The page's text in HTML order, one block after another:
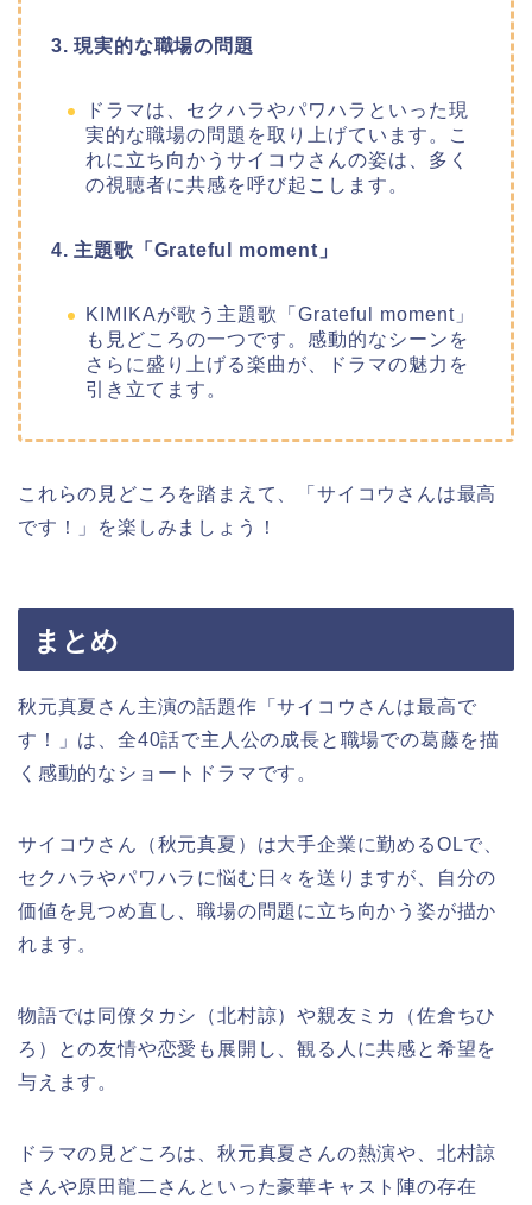
3. 現実的な職場の問題
ドラマは、セクハラやパワハラといった現
実的な職場の問題を取り上げています。こ
れに立ち向かうサイコウさんの姿は、多く
の視聴者に共感を呼び起こします。
4. 主題歌「Grateful moment」
KIMIKAが歌う主題歌「Grateful moment」
も見どころの一つです。感動的なシーンを
さらに盛り上げる楽曲が、ドラマの魅力を
引き立てます。
これらの見どころを踏まえて、「サイコウさんは最高
です！」を楽しみましょう！
まとめ
秋元真夏さん主演の話題作「サイコウさんは最高で
す！」は、全40話で主人公の成長と職場での葛藤を描
く感動的なショートドラマです。
サイコウさん（秋元真夏）は大手企業に勤めるOLで、
セクハラやパワハラに悩む日々を送りますが、自分の
価値を見つめ直し、職場の問題に立ち向かう姿が描か
れます。
物語では同僚タカシ（北村諒）や親友ミカ（佐倉ちひ
ろ）との友情や恋愛も展開し、観る人に共感と希望を
与えます。
ドラマの見どころは、秋元真夏さんの熱演や、北村諒
さんや原田龍二さんといった豪華キャスト陣の存在